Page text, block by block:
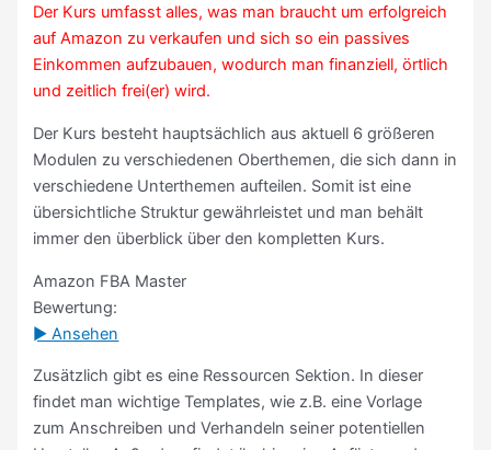
Der Kurs umfasst alles, was man braucht um erfolgreich
auf Amazon zu verkaufen und sich so ein passives
Einkommen aufzubauen, wodurch man finanziell, örtlich
und zeitlich frei(er) wird.
Der Kurs besteht hauptsächlich aus aktuell 6 größeren
Modulen zu verschiedenen Oberthemen, die sich dann in
verschiedene Unterthemen aufteilen. Somit ist eine
übersichtliche Struktur gewährleistet und man behält
immer den überblick über den kompletten Kurs.
Amazon FBA Master
Bewertung:
► Ansehen
Zusätzlich gibt es eine Ressourcen Sektion. In dieser
findet man wichtige Templates, wie z.B. eine Vorlage
zum Anschreiben und Verhandeln seiner potentiellen